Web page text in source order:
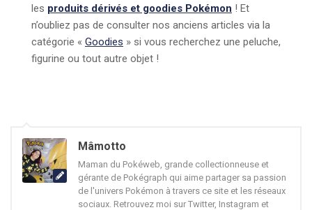
les produits dérivés et goodies Pokémon ! Et
n’oubliez pas de consulter nos anciens articles via la
catégorie « Goodies » si vous recherchez une peluche,
figurine ou tout autre objet !
Mâmotto
Maman du Pokéweb, grande collectionneuse et
gérante de Pokégraph qui aime partager sa passion
de l'univers Pokémon à travers ce site et les réseaux
sociaux. Retrouvez moi sur Twitter, Instagram et